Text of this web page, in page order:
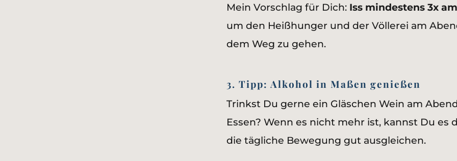
Mein Vorschlag für Dich: Iss mindestens 3x
um den Heißhunger und der Völlerei am
dem Weg zu gehen.
3. Tipp: Alkohol in Maßen genießen
Trinkst Du gerne ein Gläschen Wein am
Essen? Wenn es nicht mehr ist, kannst Du es
die tägliche Bewegung gut ausgleichen.